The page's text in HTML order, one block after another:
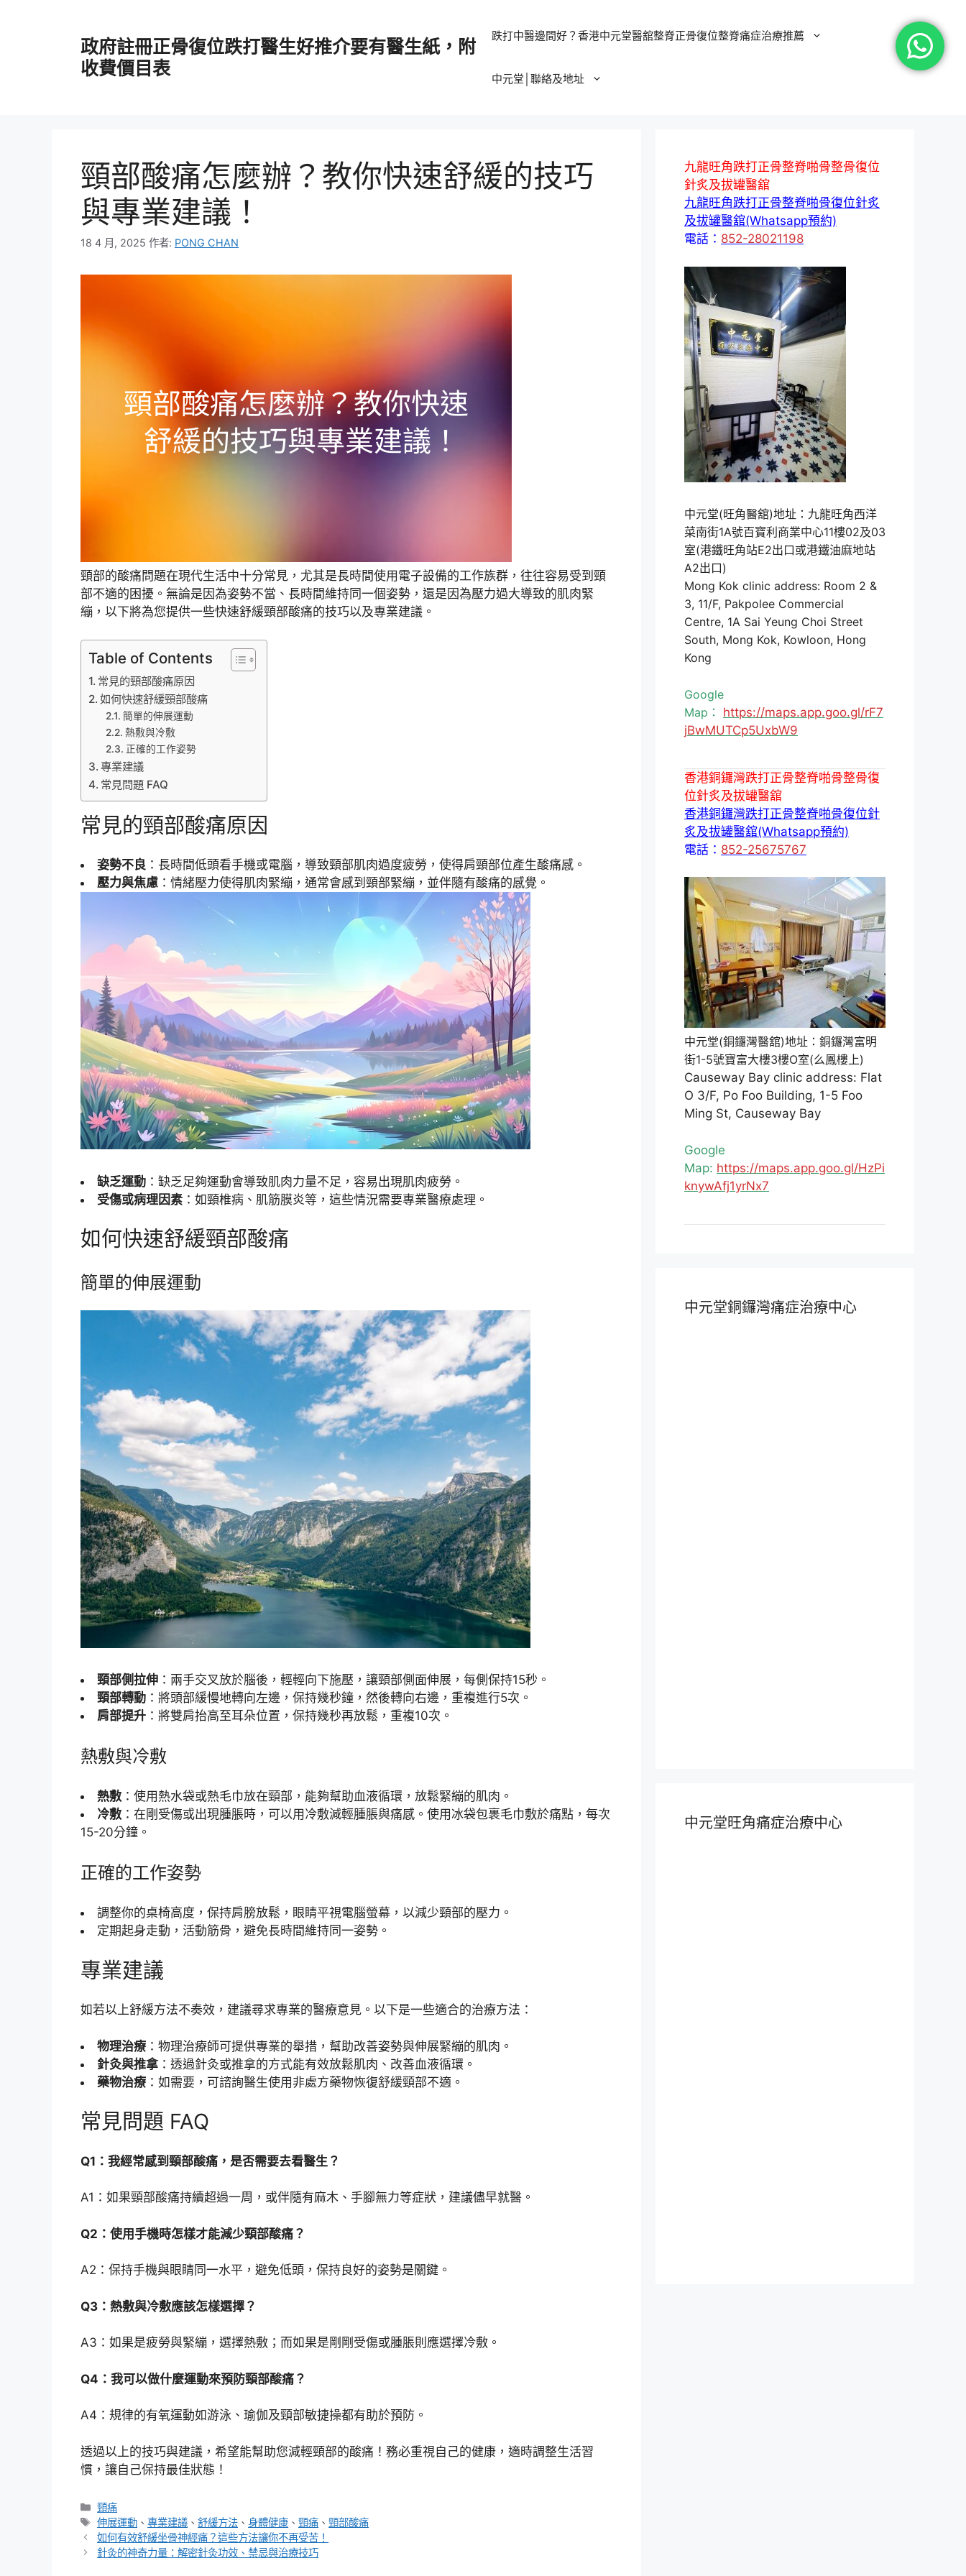
政府註冊正骨復位跌打醫生好推介要有醫生紙，附
收費價目表
跌打中醫邊間好？香港中元堂醫舘整脊正骨復位整脊痛症治療推薦
中元堂│聯絡及地址
頸部酸痛怎麼辦？教你快速舒緩的技巧
與專業建議！
18 4 月, 2025 作者: PONG CHAN
頸部的酸痛問題在現代生活中十分常見，尤其是長時間使用電子設備的工作族群，往往容易受到頸
部不適的困擾。無論是因為姿勢不當、長時間維持同一個姿勢，還是因為壓力過大導致的肌肉緊
繃，以下將為您提供一些快速舒緩頸部酸痛的技巧以及專業建議。
Table of Contents
常見的頸部酸痛原因
如何快速舒緩頸部酸痛
簡單的伸展運動
熱敷與冷敷
正確的工作姿勢
專業建議
常見問題 FAQ
常見的頸部酸痛原因
姿勢不良 ：長時間低頭看手機或電腦，導致頸部肌肉過度疲勞，使得肩頸部位產生酸痛感。
壓力與焦慮 ：情緒壓力使得肌肉緊繃，通常會感到頸部緊繃，並伴隨有酸痛的感覺。
缺乏運動 ：缺乏足夠運動會導致肌肉力量不足，容易出現肌肉疲勞。
受傷或病理因素 ：如頸椎病、肌筋膜炎等，這些情況需要專業醫療處理。
如何快速舒緩頸部酸痛
簡單的伸展運動
頸部側拉伸 ：兩手交叉放於腦後，輕輕向下施壓，讓頸部側面伸展，每側保持15秒。
頸部轉動 ：將頭部緩慢地轉向左邊，保持幾秒鐘，然後轉向右邊，重複進行5次。
肩部提升 ：將雙肩抬高至耳朵位置，保持幾秒再放鬆，重複10次。
熱敷與冷敷
熱敷 ：使用熱水袋或熱毛巾放在頸部，能夠幫助血液循環，放鬆緊繃的肌肉。
冷敷 ：在剛受傷或出現腫脹時，可以用冷敷減輕腫脹與痛感。使用冰袋包裹毛巾敷於痛點，每次
15-20分鐘。
正確的工作姿勢
調整你的桌椅高度，保持肩膀放鬆，眼睛平視電腦螢幕，以減少頸部的壓力。
定期起身走動，活動筋骨，避免長時間維持同一姿勢。
專業建議
如若以上舒緩方法不奏效，建議尋求專業的醫療意見。以下是一些適合的治療方法：
物理治療：物理治療師可提供專業的舉措，幫助改善姿勢與伸展緊繃的肌肉。
針灸與推拿：透過針灸或推拿的方式能有效放鬆肌肉、改善血液循環。
藥物治療：如需要，可諮詢醫生使用非處方藥物恢復舒緩頸部不適。
常見問題 FAQ
Q1：我經常感到頸部酸痛，是否需要去看醫生？
A1：如果頸部酸痛持續超過一周，或伴隨有麻木、手腳無力等症狀，建議儘早就醫。
Q2：使用手機時怎樣才能減少頸部酸痛？
A2：保持手機與眼睛同一水平，避免低頭，保持良好的姿勢是關鍵。
Q3：熱敷與冷敷應該怎樣選擇？
A3：如果是疲勞與緊繃，選擇熱敷；而如果是剛剛受傷或腫脹則應選擇冷敷。
Q4：我可以做什麼運動來預防頸部酸痛？
A4：規律的有氧運動如游泳、瑜伽及頸部敏捷操都有助於預防。
透過以上的技巧與建議，希望能幫助您減輕頸部的酸痛！務必重視自己的健康，適時調整生活習
慣，讓自己保持最佳狀態！
分
類
頸痛
標
籤
伸展運動 、專業建議 、舒緩方法 、身體健康 、頸痛 、頸部酸痛
如何有效舒緩坐骨神經痛？這些方法讓你不再受苦！
針灸的神奇力量：解密針灸功效、禁忌與治療技巧
九龍旺角跌打正骨整脊啪骨整骨復位
針炙及拔罐醫舘
九龍旺角跌打正骨整脊啪骨復位針炙
及拔罐醫舘(Whatsapp預約)
電話： 852-28021198
中元堂(旺角醫舘)地址：九龍旺角西洋
菜南街1A號百寶利商業中心11樓02及03
室(港鐵旺角站E2出口或港鐵油麻地站
A2出口)
Mong Kok clinic address: Room 2 &
3, 11/F, Pakpolee Commercial
Centre, 1A Sai Yeung Choi Street
South, Mong Kok, Kowloon, Hong
Kong
Google
Map： https://maps.app.goo.gl/rF7
jBwMUTCp5UxbW9
香港銅鑼灣跌打正骨整脊啪骨整骨復
位針炙及拔罐醫舘
香港銅鑼灣跌打正骨整脊啪骨復位針
炙及拔罐醫舘(Whatsapp預約)
電話： 852-25675767
中元堂(銅鑼灣醫舘)地址：銅鑼灣富明
街1-5號寶富大樓3樓O室(么鳳樓上)
Causeway Bay clinic address: Flat
O 3/F, Po Foo Building, 1-5 Foo
Ming St, Causeway Bay
Google
Map: https://maps.app.goo.gl/HzPi
knywAfj1yrNx7
中元堂銅鑼灣痛症治療中心
中元堂旺角痛症治療中心